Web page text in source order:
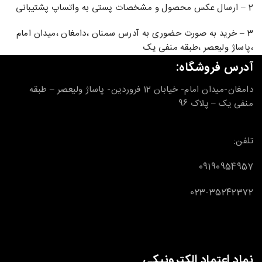
2 – ارسال عکس محصول و مشخصات پستی به واتساپ پشتیبانی
3 – خرید به صورت حضوری به آدرس سمنان ،دامغان ،میدان امام
،پاساژ ولیعصر ،طبقه منفی یک
آدرس فروشگاه:
دامغان-میدان امام- خیابان 12 فروردین- پاساژ ولیعصر – طبقه
منفی یک – پلاک 96
تلفن:
09190954957
023-35242372